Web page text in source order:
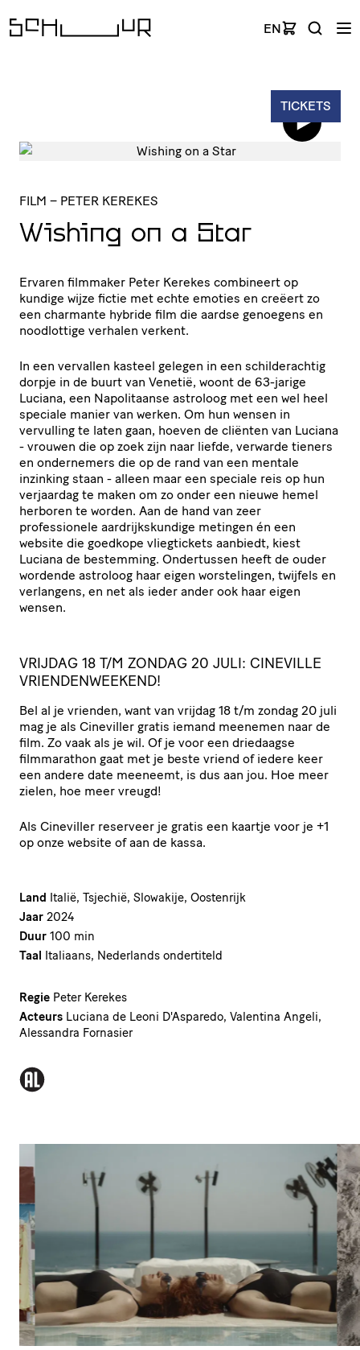
EN
TICKETS
FILM – PETER KEREKES
Wishing on a Star
Ervaren filmmaker Peter Kerekes combineert op
kundige wijze fictie met echte emoties en creëert zo
een charmante hybride film die aardse genoegens en
noodlottige verhalen verkent.
In een vervallen kasteel gelegen in een schilderachtig
dorpje in de buurt van Venetië, woont de 63-jarige
Luciana, een Napolitaanse astroloog met een wel heel
speciale manier van werken. Om hun wensen in
vervulling te laten gaan, hoeven de cliënten van Luciana
- vrouwen die op zoek zijn naar liefde, verwarde tieners
en ondernemers die op de rand van een mentale
inzinking staan - alleen maar een speciale reis op hun
verjaardag te maken om zo onder een nieuwe hemel
herboren te worden. Aan de hand van zeer
professionele aardrijkskundige metingen én een
website die goedkope vliegtickets aanbiedt, kiest
Luciana de bestemming. Ondertussen heeft de ouder
wordende astroloog haar eigen worstelingen, twijfels en
verlangens, en net als ieder ander ook haar eigen
wensen.
VRIJDAG 18 T/M ZONDAG 20 JULI: CINEVILLE
VRIENDENWEEKEND!
Bel al je vrienden, want van vrijdag 18 t/m zondag 20 juli
mag je als Cineviller gratis iemand meenemen naar de
film. Zo vaak als je wil. Of je voor een driedaagse
filmmarathon gaat met je beste vriend of iedere keer
een andere date meeneemt, is dus aan jou. Hoe meer
zielen, hoe meer vreugd!
Als Cineviller reserveer je gratis een kaartje voor je +1
op onze website of aan de kassa.
Land Italië, Tsjechië, Slowakije, Oostenrijk
Jaar 2024
Duur 100 min
Taal Italiaans, Nederlands ondertiteld
Regie Peter Kerekes
Acteurs Luciana de Leoni D'Asparedo, Valentina Angeli,
Alessandra Fornasier